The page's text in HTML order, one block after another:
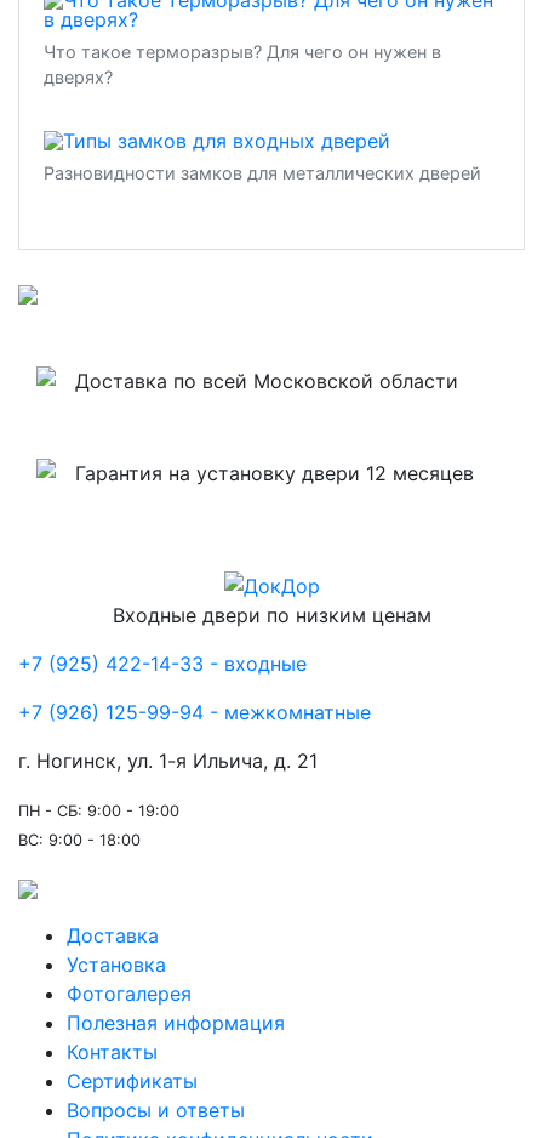
Что такое терморазрыв? Для чего он нужен в
дверях?
Разновидности замков для металлических дверей
Доставка по всей Московской области
Гарантия на установку двери 12 месяцев
Входные двери по низким ценам
+7 (925) 422-14-33 - входные
+7 (926) 125-99-94 - межкомнатные
г. Ногинск, ул. 1-я Ильича, д. 21
ПН - СБ: 9:00 - 19:00
ВС: 9:00 - 18:00
Доставка
Установка
Фотогалерея
Полезная информация
Контакты
Сертификаты
Вопросы и ответы